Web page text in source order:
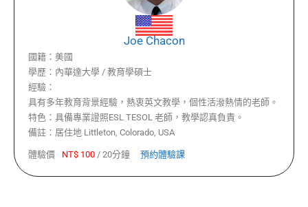
Joe Chacon
國籍： 美國
學歷： 內華達大學 / 教育學碩士
經驗：
具有多年教育背景經驗，熱衷英文教學，個性活潑熱情的老師。
特色： 具備專業證照ESL TESOL 老師，教學認真負責。
備註： 居住地 Littleton, Colorado, USA
體驗價 NT$ 100 / 20分鐘 預約體驗課